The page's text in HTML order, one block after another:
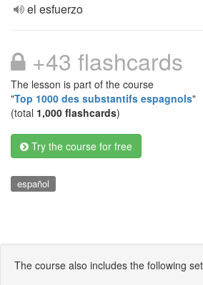
el esfuerzo
+43 flashcards
The lesson is part of the course
"Top 1000 des substantifs espagnols"
(total 1,000 flashcards)
Try the course for free
español
The course also includes the following